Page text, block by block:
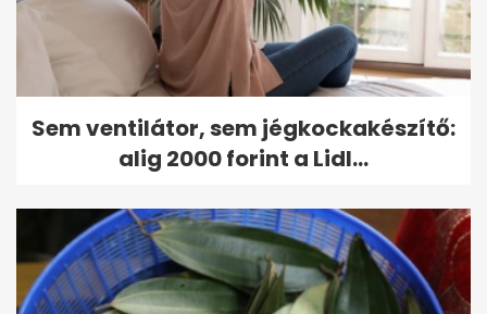
Sem ventilátor, sem jégkockakészítő:
alig 2000 forint a Lidl...